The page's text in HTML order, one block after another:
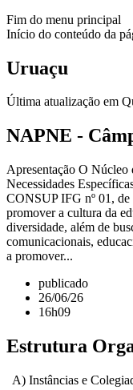
Fim do menu principal
Início do conteúdo da
Uruaçu
Última atualização em
NAPNE -
Apresentação O Núcleo
Necessidades
CONSUP IFG nº 01,
promover a cultura da
diversidade, além de
comunicacionais,
a promover...
publicado
26/06/26
16h09
Estrutura
A) Instâncias e